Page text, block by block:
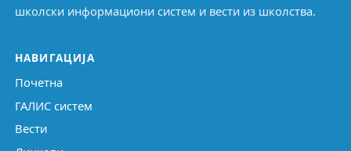
школски информациони систем и вести из школства.
НАВИГАЦИЈА
Почетна
ГАЛИС систем
Вести